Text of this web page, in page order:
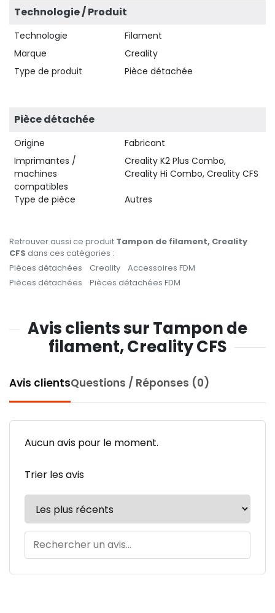
Technologie / Produit
Technologie
Filament
Marque
Creality
Type de produit
Pièce détachée
Pièce détachée
Origine
Fabricant
Imprimantes /
machines
compatibles
Creality K2 Plus Combo,
Creality Hi Combo, Creality CFS
Type de pièce Autres
Retrouver aussi ce produit Tampon de filament, Creality
CFS dans ces catégories :
Pièces détachées
Creality
Accessoires FDM
Pièces détachées
Pièces détachées FDM
Avis clients sur Tampon de
filament, Creality CFS
Avis clientsQuestions / Réponses (0)
Aucun avis pour le moment.
Trier les avis